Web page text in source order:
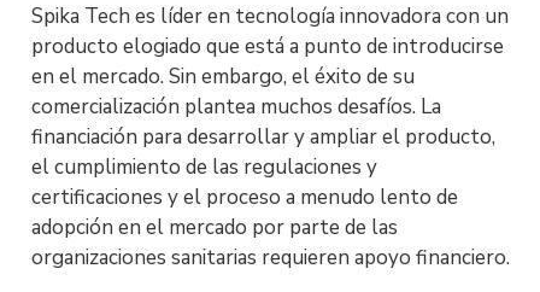
Spika Tech es líder en tecnología innovadora con un
producto elogiado que está a punto de introducirse
en el mercado. Sin embargo, el éxito de su
comercialización plantea muchos desafíos. La
financiación para desarrollar y ampliar el producto,
el cumplimiento de las regulaciones y
certificaciones y el proceso a menudo lento de
adopción en el mercado por parte de las
organizaciones sanitarias requieren apoyo financiero.